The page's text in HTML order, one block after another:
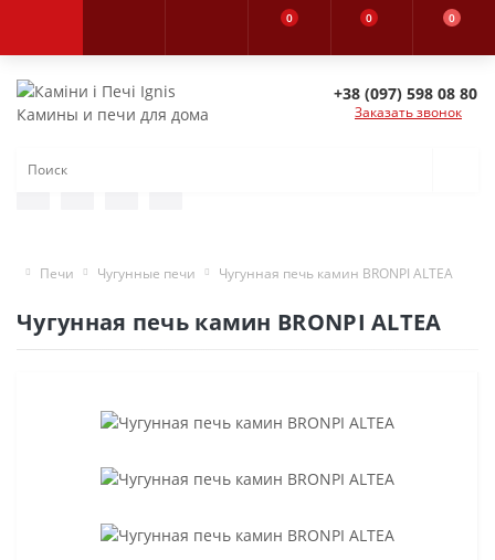
0 0 0
Камины и печи для дома
+38 (097) 598 08 80
Заказать звонок
Печи Чугунные печи Чугунная печь камин BRONPI ALTEA
Чугунная печь камин BRONPI ALTEA